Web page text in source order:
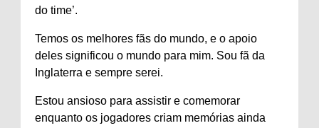
do time’.
Temos os melhores fãs do mundo, e o apoio
deles significou o mundo para mim. Sou fã da
Inglaterra e sempre serei.
Estou ansioso para assistir e comemorar
enquanto os jogadores criam memórias ainda